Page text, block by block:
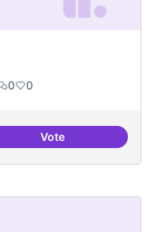
0 0
VoteEmergència